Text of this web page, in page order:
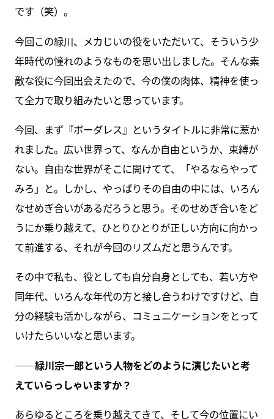
です（笑）。
今回この緑川、メカじいの役をいただいて、そういう少
年時代の憧れのようなものを思い出しました。そんな素
敵な役に今回出会えたので、今の僕の肉体、精神を使っ
て全力で取り組みたいと思っています。
今回、まず『ボーダレス』というタイトルに非常に惹か
れました。広い世界って、なんか自由というか、束縛が
ない。自由な世界がそこに開けてて、「やるならやって
みろ」と。しかし、やっぱりその自由の中には、いろん
なせめぎ合いがあるだろうと思う。そのせめぎ合いをど
うにか乗り越えて、ひとりひとりが正しい方向に向かっ
て前進する、それが今回のリズムだと思うんです。
その中で私も、役としても自分自身としても、若い方や
同年代、いろんな年代の方と接し合うわけですけど、自
分の経験も活かしながら、コミュニケーションをとって
いけたらいいなと思います。
――緑川宗一郎という人物をどのように演じたいと考
えていらっしゃいますか？
あらゆるところを乗り越えてきて、そして今の位置にい